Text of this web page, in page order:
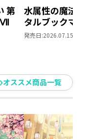
第
Ⅶ
水属性の魔法使い
タルブックマーク
発売日:2026.07.15
オススメ商品一覧